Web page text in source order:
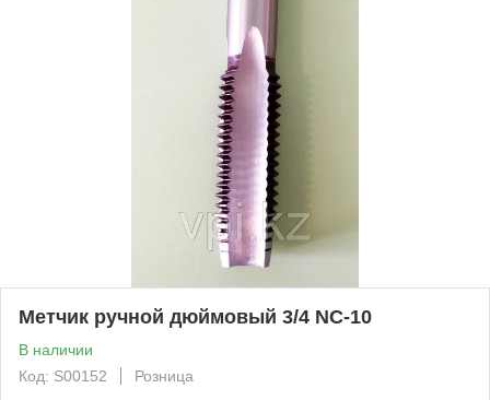
Метчик ручной дюймовый 3/4 NC-10
В наличии
Код: S00152
Розница